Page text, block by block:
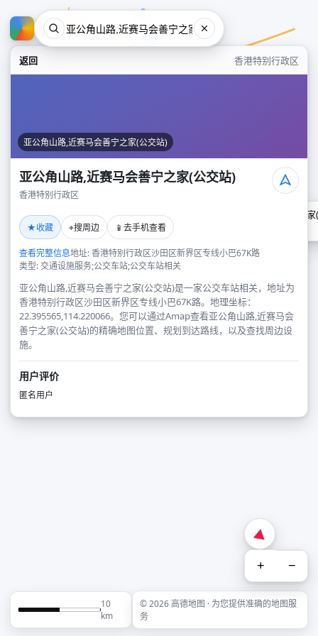
返回 香港特别行政区
亚公角山路,近赛马会善宁之家(公交站)
亚公角山路,近赛马会善宁之家(公交站)
香港特别行政区
★收藏 ⌖搜周边 📱 去手机查看
查看完整信息地址: 香港特别行政区沙田区新界区专线小巴67K路
类型: 交通设施服务;公交车站;公交车站相关
亚公角山路,近赛马会善宁之家(公交站)是一家公交车站相关，地址为
香港特别行政区沙田区新界区专线小巴67K路。地理坐标：
22.395565,114.220066。您可以通过Amap查看亚公角山路,近赛马会
善宁之家(公交站)的精确地图位置、规划到达路线，以及查找周边设
施。
用户评价
匿名用户
亚公角山路,近赛马会善宁之
+ −
10
km
© 2026 高德地图 · 为您提供准确的地图服
务